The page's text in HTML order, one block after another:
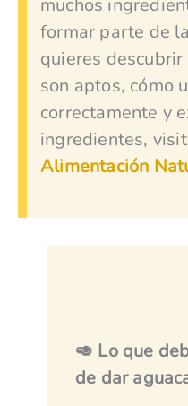
muchos
formar parte de
quieres
son aptos, cómo
correctamente y
ingredientes,
Alimentación
🥑 Lo que
de dar